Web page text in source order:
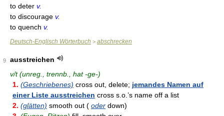
to deter v.
to discourage v.
to quench v.
Deutsch-Englisch Wörterbuch > abschrecken
9
ausstreichen
v/t (unreg., trennb., hat -ge-)
1. (Geschriebenes) cross out, delete; jemandes Namen auf
einer Liste ausstreichen cross s.o.’s name off a list
2. (glätten) smooth out ( oder down)